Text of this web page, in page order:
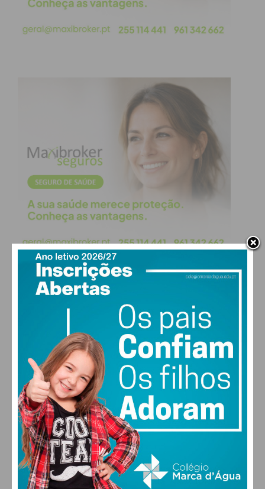
PAÇOS DE FERREIRA
19
clear sky
86% humidade
vento: 1m/s E
MAX 19 • MIN 19
30°
QUI
30
SEX
29°
SÁB
28°
DOM